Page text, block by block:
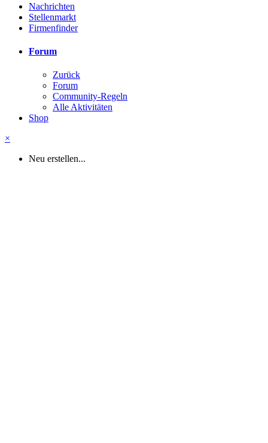
Nachrichten
Stellenmarkt
Firmenfinder
Forum
Zurück
Forum
Community-Regeln
Alle Aktivitäten
Shop
×
Neu erstellen...